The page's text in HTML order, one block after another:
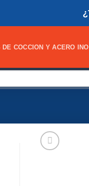
DE COCCION Y ACERO